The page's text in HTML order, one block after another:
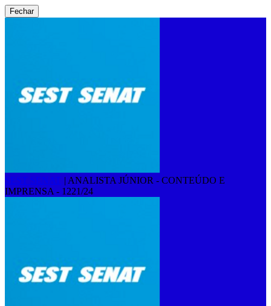
Fechar
SEST SENAT | ANALISTA JÚNIOR - CONTEÚDO E
IMPRENSA - 1221/24